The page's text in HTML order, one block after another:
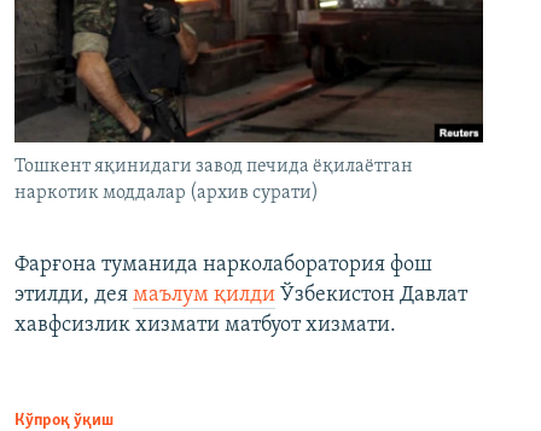
Тошкент яқинидаги завод печида ёқилаётган
наркотик моддалар (архив сурати)
Фарғона туманида нарколаборатория фош
этилди, дея маълум қилди Ўзбекистон Давлат
хавфсизлик хизмати матбуот хизмати.
Кўпроқ ўқиш